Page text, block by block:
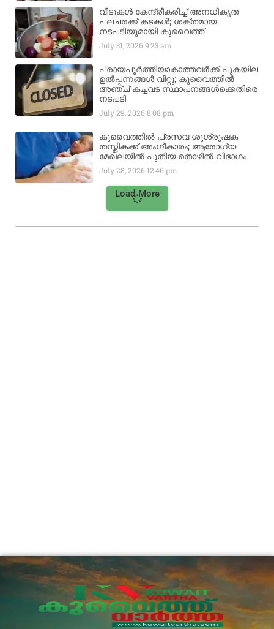
വീടുകൾ കേന്ദ്രീകരിച്ച് അനധികൃത
പലചരക്ക് കടകൾ; ശക്തമായ
നടപടിയുമായി കുവൈത്ത്
July 31, 20269:23 am
പ്രായപൂർത്തിയാകാത്തവർക്ക് പുകയില
ഉൽപ്പന്നങ്ങൾ വിറ്റു; കുവൈത്തിൽ
അഞ്ച് കച്ചവട സ്ഥാപനങ്ങൾക്കെതിരെ
നടപടി
July 29, 20268:08 pm
കുവൈത്തിൽ പ്രസവ ശുശ്രൂഷക
തസ്തികക്ക് അംഗീകാരം; ആരോഗ്യ
മേഖലയിൽ പുതിയ തൊഴിൽ വിഭാഗം
July 28, 2026 12:46 pm
Load More